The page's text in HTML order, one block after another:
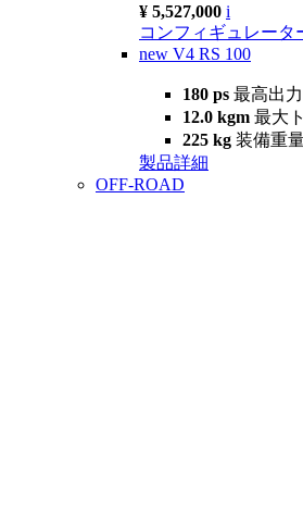
¥ 5,527,000 i
コンフィギュレータ
new V4 RS 100
180 ps 最高出力
12.0 kgm 最大
225 kg 装備重
製品詳細
OFF-ROAD